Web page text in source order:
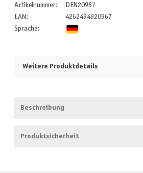
Artikelnummer:
DEN20967
EAN:
4262494920967
Sprache:
Weitere Produktdetails
Beschreibung
Produktsicherheit